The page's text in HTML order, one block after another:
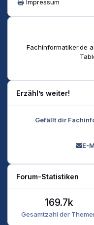
Impressum
Fachinformatiker.de
Erzähl’s weiter!
Gefällt dir
E-
Forum-Statistiken
Gesamtzahl der
169.7k